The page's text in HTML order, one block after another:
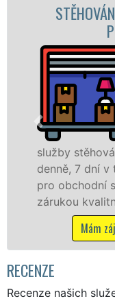
vám
kvalitní
tak
a se
RECENZE